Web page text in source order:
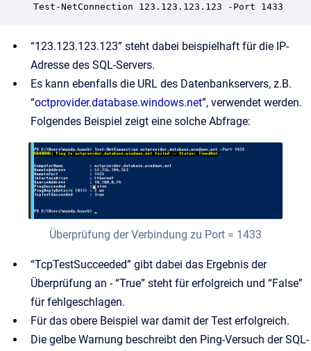
Test-NetConnection 123.123.123.123 -Port 1433
“123.123.123.123” steht dabei beispielhaft für die IP-
Adresse des SQL-Servers.
Es kann ebenfalls die URL des Datenbankservers, z.B.
“octprovider.database.windows.net”, verwendet werden.
Folgendes Beispiel zeigt eine solche Abfrage:
Überprüfung der Verbindung zu Port = 1433
“TcpTestSucceeded” gibt dabei das Ergebnis der
Überprüfung an - “True” steht für erfolgreich und “False”
für fehlgeschlagen.
Für das obere Beispiel war damit der Test erfolgreich.
Die gelbe Warnung beschreibt den Ping-Versuch der SQL-